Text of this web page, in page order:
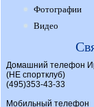
Фотографии
Видео
Домашний телефон
(НЕ спортклуб)
(495)353-43-33
Мобильный телефон